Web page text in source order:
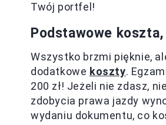
Twój portfel!
Podstawowe
Wszystko brzmi pięknie,
dodatkowe koszty.
200 zł! Jeżeli nie zdasz,
zdobycia prawa jazdy
wydaniu dokumentu, co